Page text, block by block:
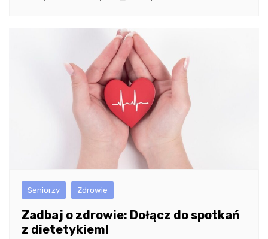
Seniorzy Zdrowie
Zadbaj o zdrowie: Dołącz do spotkań
z dietetykiem!